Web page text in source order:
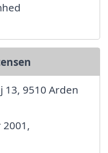
9510 Arden